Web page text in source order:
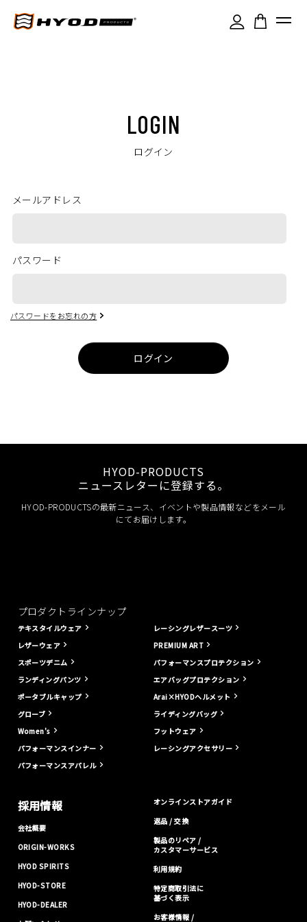
LOGIN
ログイン
メールアドレス
パスワード
パスワードをお忘れの方
ログイン
HYOD-PRODUCTS
ニュースレターに登録する。
HYOD-PRODUCTSの最新ニュース、イベントや製品情報などをメール
にてお届けします。
プロダクトラインナップ
テキスタイルウェア
レザーウェア
スポーツデニム
ランディングパンツ
ポータブルキャップ
グローブ
Women's
パフォーマンスインナー
パフォーマンスアパレル
レーシングレザースーツ
PREMIUM ART
パフォーマンスプロテクション
エアバッグプロテクション
Arai×HYODヘルメット
ライディングバッグ
フットウェア
レーシングアクセサリー
採用情報
会社概要
ORIGIN-WORKS
HYOD SPIRITS
HYOD-STORE
HYOD-DEALER
オンラインストアガイド
返品 / 交換
製品のリペア /
カスタマーサービス
利用規約
特定商取引法に
基づく表示
お客様情報 /